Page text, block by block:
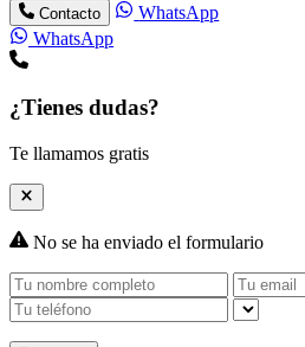
Contacto
WhatsApp
WhatsApp
¿Tienes dudas?
Te llamamos gratis
No se ha enviado el formulario